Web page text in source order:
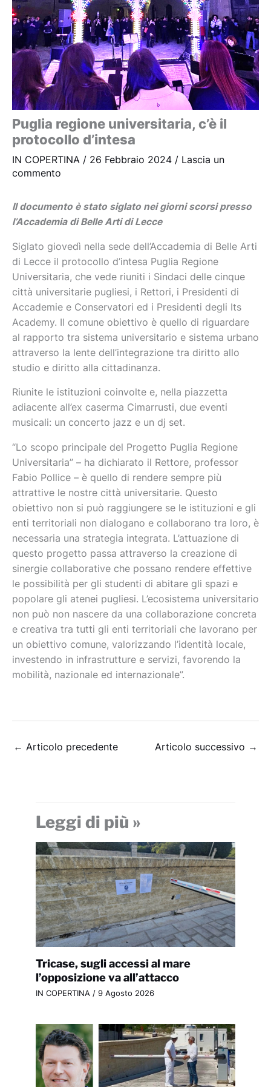
Puglia regione universitaria, c’è il
protocollo d’intesa
IN COPERTINA / 26 Febbraio 2024 / Lascia un
commento
Il documento è stato siglato nei giorni scorsi presso
l’Accademia di Belle Arti di Lecce
Siglato giovedì nella sede dell’Accademia di Belle Arti
di Lecce il protocollo d’intesa Puglia Regione
Universitaria, che vede riuniti i Sindaci delle cinque
città universitarie pugliesi, i Rettori, i Presidenti di
Accademie e Conservatori ed i Presidenti degli Its
Academy. Il comune obiettivo è quello di riguardare
al rapporto tra sistema universitario e sistema urbano
attraverso la lente dell’integrazione tra diritto allo
studio e diritto alla cittadinanza.
Riunite le istituzioni coinvolte e, nella piazzetta
adiacente all’ex caserma Cimarrusti, due eventi
musicali: un concerto jazz e un dj set.
“Lo scopo principale del Progetto Puglia Regione
Universitaria” – ha dichiarato il Rettore, professor
Fabio Pollice – è quello di rendere sempre più
attrattive le nostre città universitarie. Questo
obiettivo non si può raggiungere se le istituzioni e gli
enti territoriali non dialogano e collaborano tra loro, è
necessaria una strategia integrata. L’attuazione di
questo progetto passa attraverso la creazione di
sinergie collaborative che possano rendere effettive
le possibilità per gli studenti di abitare gli spazi e
popolare gli atenei pugliesi. L’ecosistema universitario
non può non nascere da una collaborazione concreta
e creativa tra tutti gli enti territoriali che lavorano per
un obiettivo comune, valorizzando l’identità locale,
investendo in infrastrutture e servizi, favorendo la
mobilità, nazionale ed internazionale”.
← Articolo precedente Articolo successivo →
Leggi di più »
Tricase, sugli accessi al mare
l’opposizione va all’attacco
IN COPERTINA/ 9 Agosto 2026